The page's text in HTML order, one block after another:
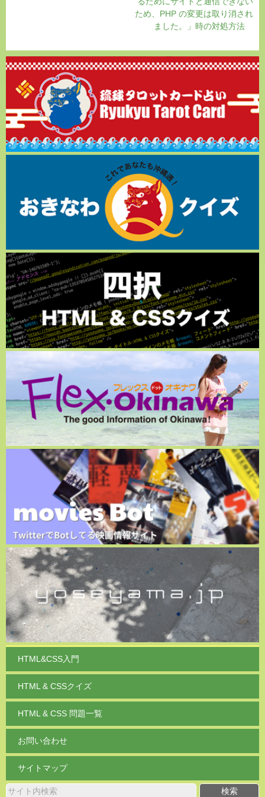
ため、PHP の変更は取り消され
ました。」時の対処方法
HTML&CSS入門
HTML & CSSクイズ
HTML & CSS 問題一覧
お問い合わせ
サイトマップ